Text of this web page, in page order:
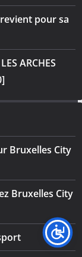
pour sa
ARCHES
Bruxelles City
Bruxelles City